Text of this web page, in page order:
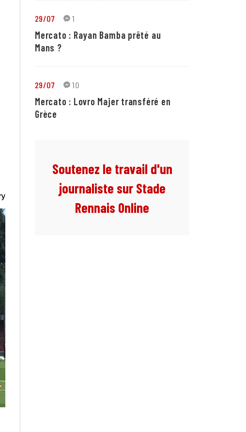
29/07 1
Mercato : Rayan Bamba prêté au
Mans ?
29/07 10
Mercato : Lovro Majer transféré en
Grèce
Soutenez le travail d'un
journaliste sur Stade
Rennais Online